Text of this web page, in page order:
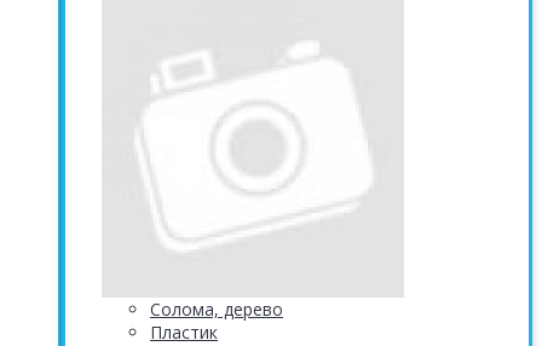
Солома, дерево
Пластик